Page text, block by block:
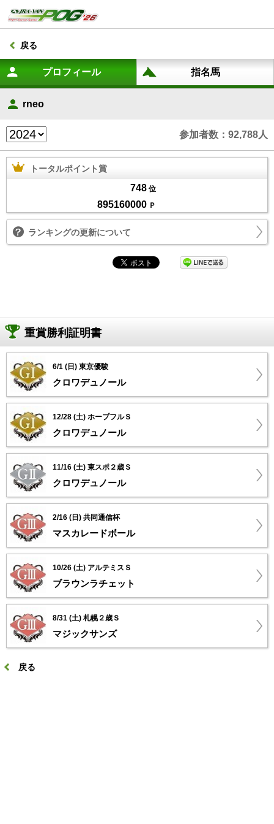
戻る
rneo
参加者数：92,788人
トータルポイント賞
748 位
895160000 Ｐ
ランキングの更新について
重賞勝利証明書
6/1 (日) 東京優駿
クロワデュノール
12/28 (土) ホープフルＳ
クロワデュノール
11/16 (土) 東スポ２歳Ｓ
クロワデュノール
2/16 (日) 共同通信杯
マスカレードボール
10/26 (土) アルテミスＳ
ブラウンラチェット
8/31 (土) 札幌２歳Ｓ
マジックサンズ
戻る